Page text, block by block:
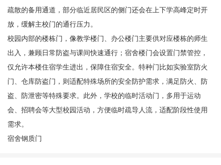
疏散的备用通道，部分临近居民区的侧门还会在上下学高峰定时开
放，缓解主校门的通行压力。
校园内部的楼栋门，像教学楼门、办公楼门主要供对应楼栋的师生
出入，兼顾日常防盗与课间快速通行；宿舍楼门会设置门禁管控，
仅允许本楼住宿学生进出，保障住宿安全。特种门比如实验室防火
门、仓库防盗门，则适配特殊场所的安全防护需求，满足防火、防
盗、防泄密等特殊要求。此外，学校的临时活动门，多用于运动
会、招聘会等大型校园活动，方便临时疏导人流，适配阶段性使用
需求。
宿舍钢质门